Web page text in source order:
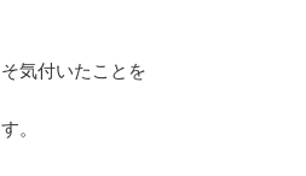
気付いたことを
。